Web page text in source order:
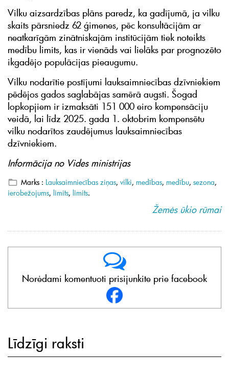
Vilku aizsardzības plāns paredz, ka gadījumā, ja vilku
skaits pārsniedz 62 ģimenes, pēc konsultācijām ar
neatkarīgām zinātniskajām institūcijām tiek noteikts
medību limits, kas ir vienāds vai lielāks par prognozēto
ikgadējo populācijas pieaugumu.
Vilku nodarītie postījumi lauksaimniecības dzīvniekiem
pēdējos gados saglabājas samērā augsti. Šogad
lopkopjiem ir izmaksāti 151 000 eiro kompensāciju
veidā, lai līdz 2025. gada 1. oktobrim kompensētu
vilku nodarītos zaudējumus lauksaimniecības
dzīvniekiem.
Informācija no Vides ministrijas
Marks : Lauksaimniecības ziņas, vilki, medības, medību, sezona,
ierobežojums, limits, limits.
Žemės ūkio rūmai
Norėdami komentuoti prisijunkite prie facebook
Līdzīgi raksti